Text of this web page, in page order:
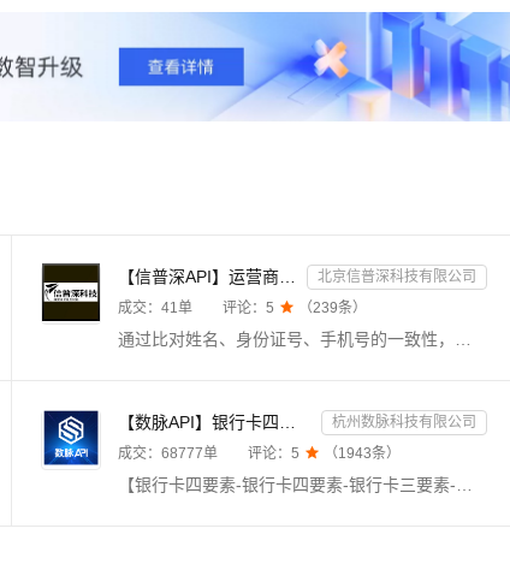
【信普深API】运营商二/三要素认证 企业实名风控核验 API
北京信普深科技有限公司
成交： 41单 评论： 5  （239条）
通过比对姓名、身份证号、手机号的一致性，验证此三项是否匹配。支持移动、联通、电信三网手机号三要素的验证，支持携号转网，直连运营商数据源，全实时优质接口，直连官方，权威核验，服务安全稳定，毫秒级响应。
【数脉API】银行卡四要素-银行卡四元素-银行卡四要素-银行卡二三要素-银行卡三要素-银行卡二要素-银行卡二...
杭州数脉科技有限公司
成交： 68777单 评论： 5  （1943条）
【银行卡四要素-银行卡四要素-银行卡三要素-银行卡三要素-银行卡二要素-银行卡二要素-银行卡三要素-银行卡实名认证-银行卡四要素-银行卡四要素核验-银行卡四要素校验-银行卡四要素核验】输入银行卡卡号、姓名、身份证号码、手机号，验证此四要素是否一致。银联官方渠道，实时联网核验，数据校验准确，仅供高质接口，零缓存毫秒级响应，欢迎采购咨询享5折优惠！诚信老店◆口碑商家◆精益求精◆品质保障◆金牌售后